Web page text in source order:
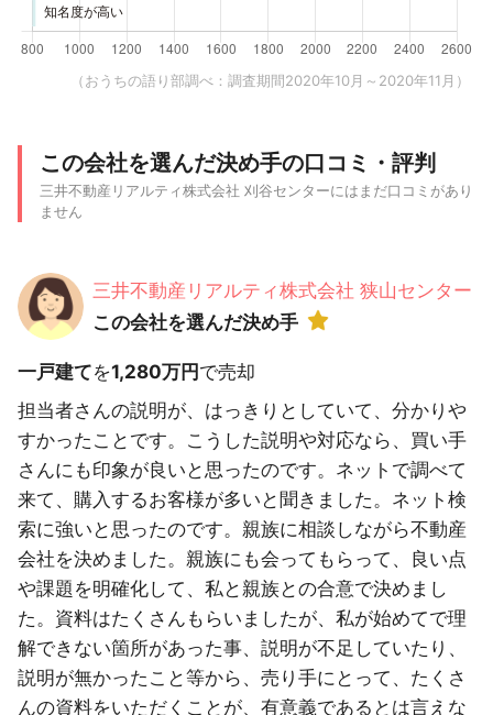
（おうちの語り部調べ：調査期間2020年10月～2020年11月）
この会社を選んだ決め手の口コミ・評判
三井不動産リアルティ株式会社 刈谷センターにはまだ口コミがあり
ません
三井不動産リアルティ株式会社 狭山センター
この会社を選んだ決め手
一戸建てを1,280万円で売却
担当者さんの説明が、はっきりとしていて、分かりや
すかったことです。こうした説明や対応なら、買い手
さんにも印象が良いと思ったのです。ネットで調べて
来て、購入するお客様が多いと聞きました。ネット検
索に強いと思ったのです。親族に相談しながら不動産
会社を決めました。親族にも会ってもらって、良い点
や課題を明確化して、私と親族との合意で決めまし
た。資料はたくさんもらいましたが、私が始めてで理
解できない箇所があった事、説明が不足していたり、
説明が無かったこと等から、売り手にとって、たくさ
んの資料をいただくことが、有意義であるとは言えな